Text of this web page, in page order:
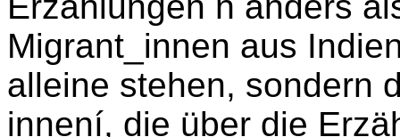
Migrant_innen aus
alleine stehen, sondern
innení, die über die